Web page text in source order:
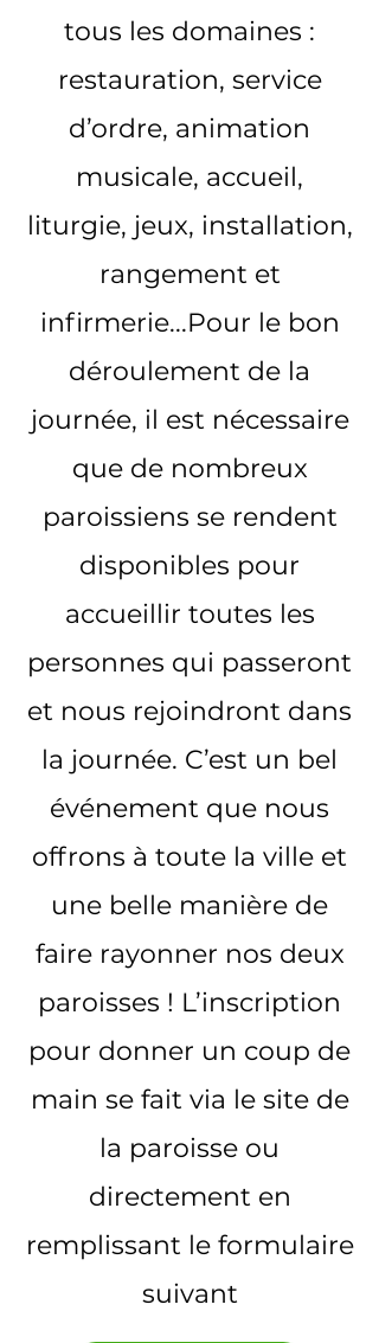
tous les domaines :
restauration, service
d’ordre, animation
musicale, accueil,
liturgie, jeux, installation,
rangement et
infirmerie...Pour le bon
déroulement de la
journée, il est nécessaire
que de nombreux
paroissiens se rendent
disponibles pour
accueillir toutes les
personnes qui passeront
et nous rejoindront dans
la journée. C’est un bel
événement que nous
offrons à toute la ville et
une belle manière de
faire rayonner nos deux
paroisses ! L’inscription
pour donner un coup de
main se fait via le site de
la paroisse ou
directement en
remplissant le formulaire
suivant